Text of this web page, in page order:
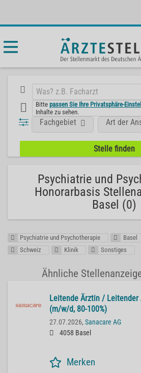
Bittepassen Sie Ihre Privatsphäre-
Inhalte zu sehen.
Fachgebiet Art der
Psychiatrie und
Honorarbasis
Basel (0)
Psychiatrie und Psychotherapie Basel
Schweiz
Klinik Sonstiges
Ähnliche
Lei­ten­de Ärz­tin /
(m/w/d, 80-100%)
27.07.2026, Sanacare AG
4058 Basel
Merken